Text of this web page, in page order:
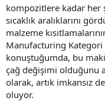
kompozitlere kadar her
sıcaklık aralıklarını
malzeme
Manufacturing Kategori
konuştuğumda, bu
çağ değişimi olduğunu
olarak, artık imkansız
oluyor.